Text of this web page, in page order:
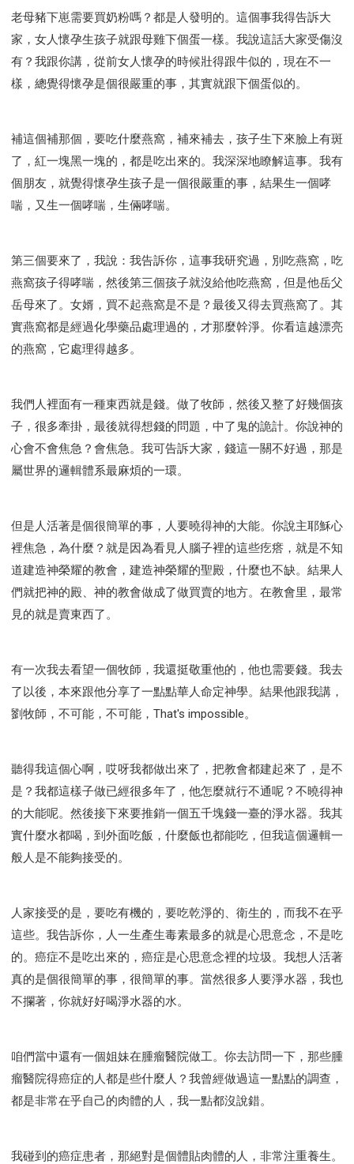
老母豬下崽需要買奶粉嗎？都是人發明的。這個事我得告訴大
家，女人懷孕生孩子就跟母雞下個蛋一樣。我說這話大家受傷沒
有？我跟你講，從前女人懷孕的時候壯得跟牛似的，現在不一
樣，總覺得懷孕是個很嚴重的事，其實就跟下個蛋似的。
補這個補那個，要吃什麼燕窩，補來補去，孩子生下來臉上有斑
了，紅一塊黑一塊的，都是吃出來的。我深深地瞭解這事。我有
個朋友，就覺得懷孕生孩子是一個很嚴重的事，結果生一個哮
喘，又生一個哮喘，生倆哮喘。
第三個要來了，我說：我告訴你，這事我研究過，別吃燕窩，吃
燕窩孩子得哮喘，然後第三個孩子就沒給他吃燕窩，但是他岳父
岳母來了。女婿，買不起燕窩是不是？最後又得去買燕窩了。其
實燕窩都是經過化學藥品處理過的，才那麼幹淨。你看這越漂亮
的燕窩，它處理得越多。
我們人裡面有一種東西就是錢。做了牧師，然後又整了好幾個孩
子，很多牽掛，最後就得想錢的問題，中了鬼的詭計。你說神的
心會不會焦急？會焦急。我可告訴大家，錢這一關不好過，那是
屬世界的邏輯體系最麻煩的一環。
但是人活著是個很簡單的事，人要曉得神的大能。你說主耶穌心
裡焦急，為什麼？就是因為看見人腦子裡的這些疙瘩，就是不知
道建造神榮耀的教會，建造神榮耀的聖殿，什麼也不缺。結果人
們就把神的殿、神的教會做成了做買賣的地方。在教會里，最常
見的就是賣東西了。
有一次我去看望一個牧師，我還挺敬重他的，他也需要錢。我去
了以後，本來跟他分享了一點點華人命定神學。結果他跟我講，
劉牧師，不可能，不可能，That's impossible。
聽得我這個心啊，哎呀我都做出來了，把教會都建起來了，是不
是？我都這樣子做已經很多年了，他怎麼就行不通呢？不曉得神
的大能呢。然後接下來要推銷一個五千塊錢一臺的淨水器。我其
實什麼水都喝，到外面吃飯，什麼飯也都能吃，但我這個邏輯一
般人是不能夠接受的。
人家接受的是，要吃有機的，要吃乾淨的、衛生的，而我不在乎
這些。我告訴你，人一生產生毒素最多的就是心思意念，不是吃
的。癌症不是吃出來的，癌症是心思意念裡的垃圾。我想人活著
真的是個很簡單的事，很簡單的事。當然很多人要淨水器，我也
不攔著，你就好好喝淨水器的水。
咱們當中還有一個姐妹在腫瘤醫院做工。你去訪問一下，那些腫
瘤醫院得癌症的人都是些什麼人？我曾經做過這一點點的調查，
都是非常在乎自己的肉體的人，我一點都沒說錯。
我碰到的癌症患者，那絕對是個體貼肉體的人，非常注重養生。